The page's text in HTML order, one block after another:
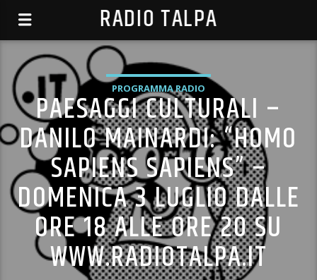
RADIO TALPA
PROGRAMMA RADIO
PAESAGGI CULTURALI –
DANILO MAINARDI: “HOMO
SAPIENS SAPIENS” –
DOMENICA 3 LUGLIO DALLE
ORE 18 ALLE ORE 20 SU
WWW.RADIOTALPA.IT